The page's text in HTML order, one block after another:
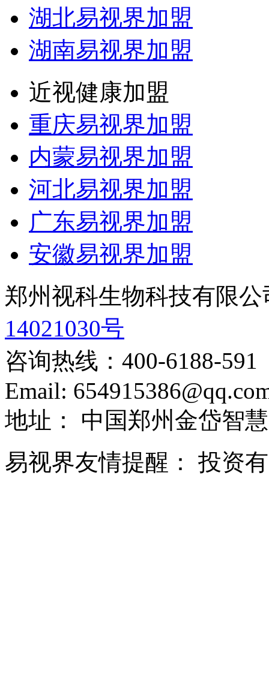
湖北易视界加盟
湖南易视界加盟
近视健康加盟
重庆易视界加盟
内蒙易视界加盟
河北易视界加盟
广东易视界加盟
安徽易视界加盟
郑州视科生物科技有限
14021030号
咨询热线： 400-6188-591
Email:
地址：
中国郑州金岱智
易视界友情提醒：
投资